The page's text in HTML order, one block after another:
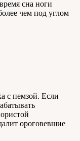
сна ноги
чем под углом
с пемзой. Если
ороговевшие